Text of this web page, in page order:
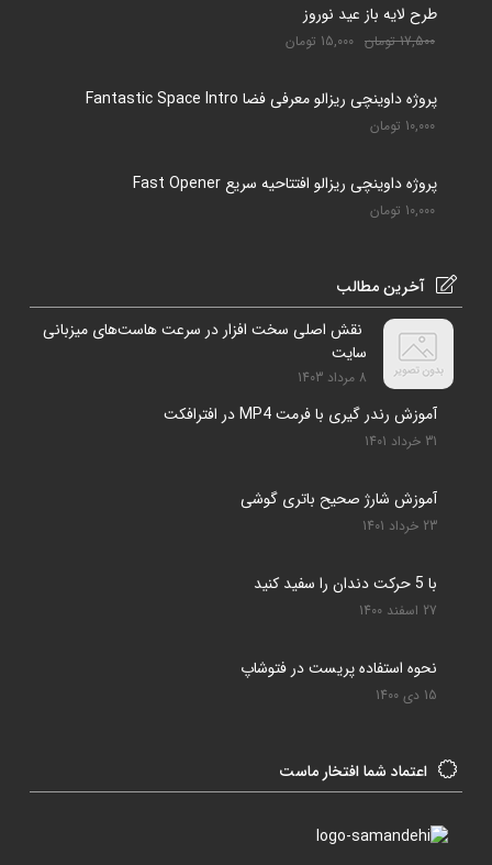
طرح لایه باز عید نوروز
17,500 تومان 15,000 تومان
پروژه داوینچی ریزالو معرفی فضا Fantastic Space Intro
10,000 تومان
پروژه داوینچی ریزالو افتتاحیه سریع Fast Opener
10,000 تومان
آخرین مطالب
نقش اصلی سخت افزار در سرعت هاست‌های میزبانی
سایت
8 مرداد 1403
آموزش رندر گیری با فرمت MP4 در افترافکت
31 خرداد 1401
آموزش شارژ صحیح باتری گوشی
23 خرداد 1401
با 5 حرکت دندان را سفید کنید
27 اسفند 1400
نحوه استفاده پریست در فتوشاپ
15 دی 1400
اعتماد شما افتخار ماست